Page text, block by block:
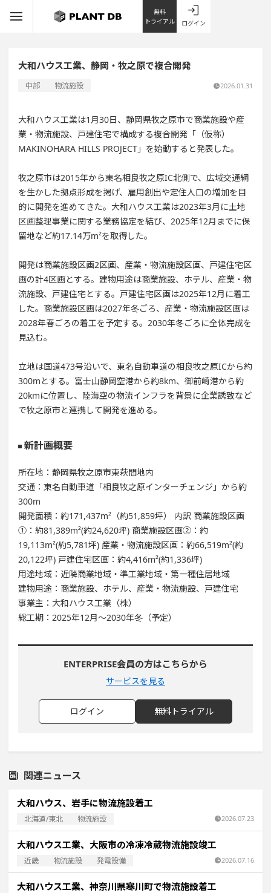
無料
トライアル
ログイン
大和ハウス工業、静岡・牧之原で複合開発
中部 物流施設 2026.01.31
大和ハウス工業は1月30日、静岡県牧之原市で商業施設や産
業・物流施設、戸建住宅で構成する複合開発「（仮称）
MAKINOHARA HILLS PROJECT」を始動すると発表した。
牧之原市は2015年から東名相良牧之原IC北側で、広域交通網
を生かした拠点形成を掲げ、雇用創出や定住人口の増加を目
的に開発を進めてきた。大和ハウス工業は2023年3月に土地
区画整理事業に関する業務協定を結び、2025年12月までに保
留地など約17.14万m²を取得した。
開発は商業施設区画2区画、産業・物流施設区画、戸建住宅区
画の計4区画とする。建物用途は商業施設、ホテル、産業・物
流施設、戸建住宅とする。戸建住宅区画は2025年12月に着工
した。商業施設区画は2027年冬ごろ、産業・物流施設区画は
2028年春ごろの着工を予定する。2030年冬ごろに全体完成を
見込む。
立地は国道473号沿いで、東名自動車道の相良牧之原ICから約
300mとする。富士山静岡空港から約8km、御前崎港から約
20kmに位置し、陸海空の物流インフラを背景に企業誘致など
で牧之原市と連携して開発を進める。
新計画概要
所在地：静岡県牧之原市東萩間地内
交通：東名自動車道「相良牧之原インターチェンジ」から約
300m
開発面積：約171,437m²（約51,859坪） 内訳 商業施設区画
①：約81,389m²(約24,620坪) 商業施設区画②：約
19,113m²(約5,781坪) 産業・物流施設区画：約66,519m²(約
20,122坪) 戸建住宅区画：約4,416m²(約1,336坪)
用途地域：近隣商業地域・準工業地域・第一種住居地域
建物用途：商業施設、ホテル、産業・物流施設、戸建住宅
事業主：大和ハウス工業（株）
総工期：2025年12月～2030年冬（予定）
ENTERPRISE会員の方はこちらから
サービスを見る
ログイン 無料トライアル
関連ニュース
大和ハウス、岩手に物流施設着工
北海道/東北 物流施設 2026.07.23
大和ハウス工業、大阪市の冷凍冷蔵物流施設竣工
近畿 物流施設 発電設備 2026.07.16
大和ハウス工業、神奈川県寒川町で物流施設着工